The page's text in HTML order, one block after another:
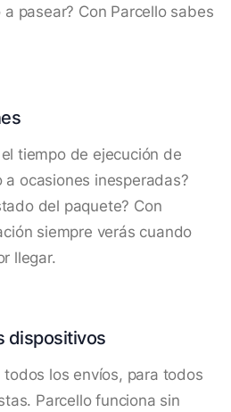
a pasear? Con Parcello sabes
tiempo de ejecución de
a ocasiones inesperadas?
del paquete? Con
siempre verás cuando
llegar.
dispositivos
todos los envíos, para todos
Parcello funciona sin